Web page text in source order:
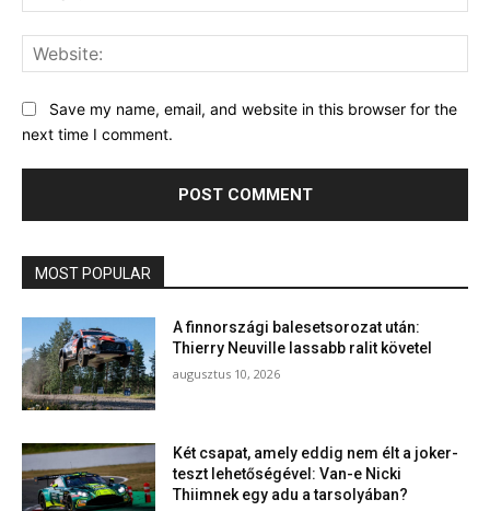
Save my name, email, and website in this browser for the
next time I comment.
MOST POPULAR
A finnországi balesetsorozat után:
Thierry Neuville lassabb ralit követel
augusztus 10, 2026
Két csapat, amely eddig nem élt a joker-
teszt lehetőségével: Van-e Nicki
Thiimnek egy adu a tarsolyában?